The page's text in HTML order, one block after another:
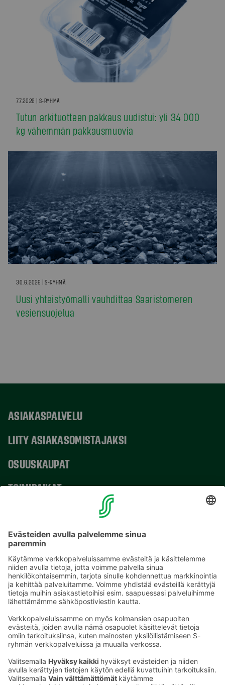
7.7.2026 | S-RYHMÄ
Tutun arkituotteen pakkaus uudistui: yli 34 000
kg vähemmän pakkausmuovia
30.6.2026 | S-RYHMÄ
Uusi yhteistyömalli vauhdittaa Saaristomeren
vesiensuojelua
ASIAKASPALVELU
LIITY ASIAKASOMISTAJAKSI
OSUUSKAUPAT
TOIMIPAIKAT
Sähköpostiosoitteet S-ryhmässä ovat muotoa
etunimi.sukunimi@sok.fi
Seuraa meitä: